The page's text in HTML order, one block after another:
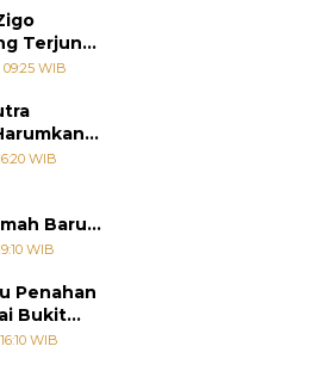
Terjun
09:25 WIB
WIB
Baru
Mimpi
WIB
Penahan
Bukit
Warga
WIB